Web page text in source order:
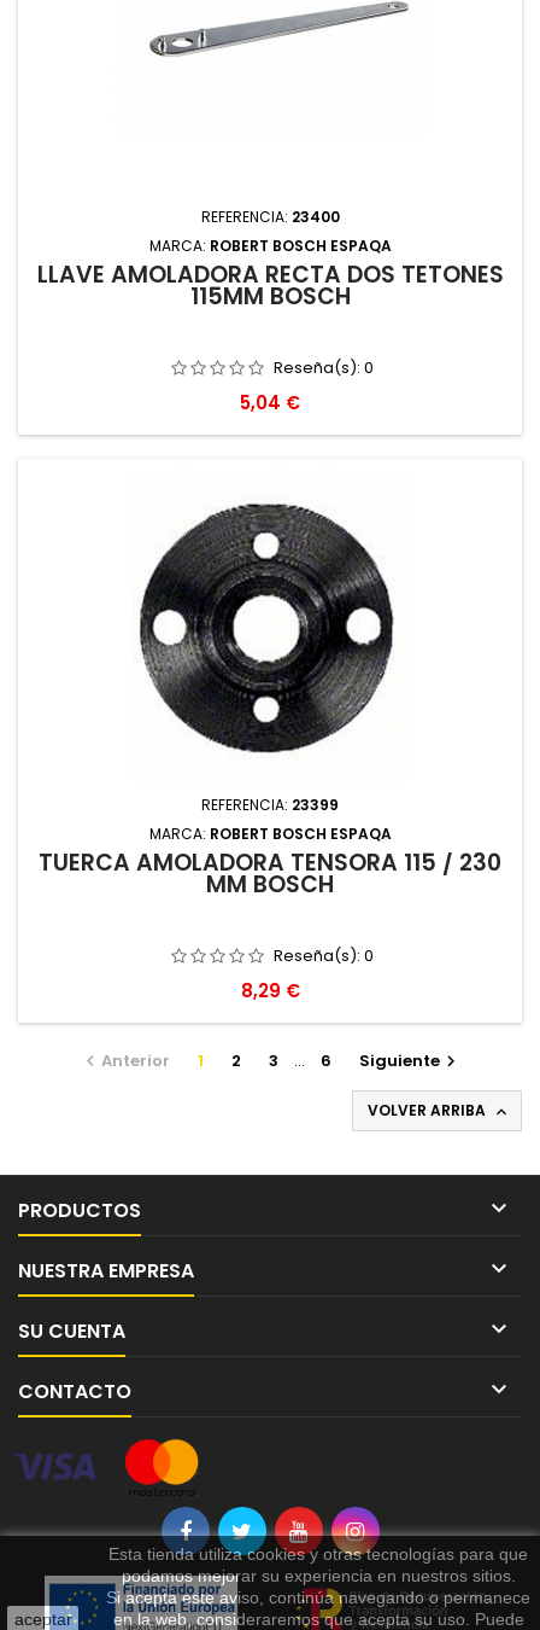
REFERENCIA: 23400
MARCA: ROBERT BOSCH ESPAQA
LLAVE AMOLADORA RECTA DOS TETONES
115MM BOSCH
Reseña(s): 0
Precio
5,04 €
REFERENCIA: 23399
MARCA: ROBERT BOSCH ESPAQA
TUERCA AMOLADORA TENSORA 115 / 230
MM BOSCH
Reseña(s): 0
Precio
8,29 €
 Anterior 1 2 3 … 6 Siguiente
VOLVER ARRIBA 
PRODUCTOS 
NUESTRA EMPRESA 
SU CUENTA 
CONTACTO 
aceptar
Esta tienda utiliza cookies y otras tecnologías para que
podamos mejorar su experiencia en nuestros sitios.
Si acepta este aviso, continúa navegando o permanece
en la web, consideraremos que acepta su uso. Puede